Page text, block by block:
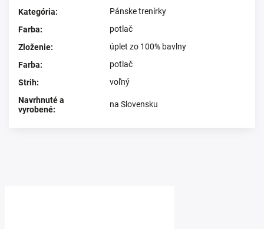
Kategória:
Pánske trenírky
Farba:
potlač
Zloženie:
úplet zo 100% bavlny
Farba:
potlač
Strih:
voľný
Navrhnuté a
vyrobené:
na Slovensku